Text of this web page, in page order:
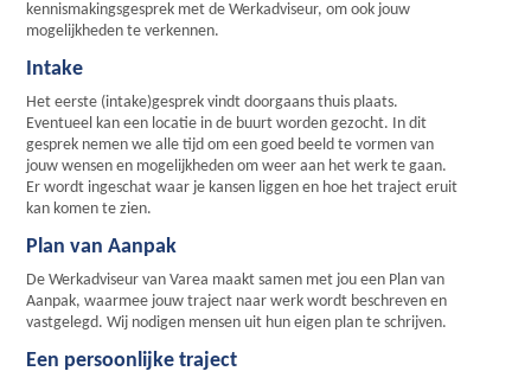
kennismakingsgesprek met de Werkadviseur, om ook jouw
mogelijkheden te verkennen.
Intake
Het eerste (intake)gesprek vindt doorgaans thuis plaats.
Eventueel kan een locatie in de buurt worden gezocht. In dit
gesprek nemen we alle tijd om een goed beeld te vormen van
jouw wensen en mogelijkheden om weer aan het werk te gaan.
Er wordt ingeschat waar je kansen liggen en hoe het traject eruit
kan komen te zien.
Plan van Aanpak
De Werkadviseur van Varea maakt samen met jou een Plan van
Aanpak, waarmee jouw traject naar werk wordt beschreven en
vastgelegd. Wij nodigen mensen uit hun eigen plan te schrijven.
Een persoonlijke traject